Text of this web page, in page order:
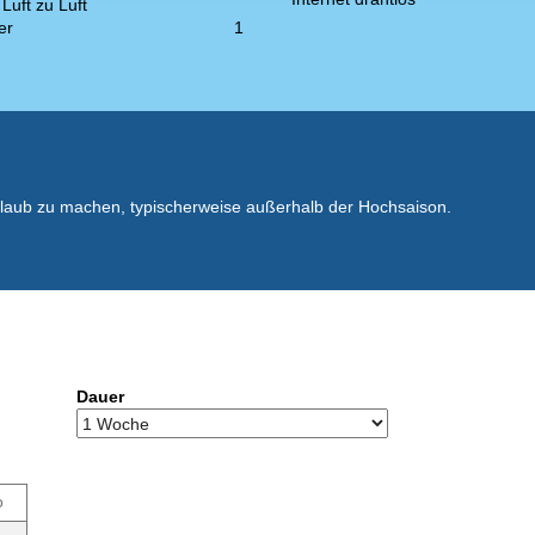
zu Luft
1
zu machen, typischerweise außerhalb der Hochsaison.
Dauer